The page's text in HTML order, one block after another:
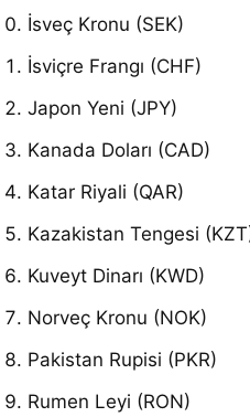
İsveç Kronu (SEK)
İsviçre Frangı (CHF)
Japon Yeni (JPY)
Kanada Doları (CAD)
Katar Riyali (QAR)
Kazakistan Tengesi
Kuveyt Dinarı (KWD)
Norveç Kronu (NOK)
Pakistan Rupisi (PKR)
Rumen Leyi (RON)